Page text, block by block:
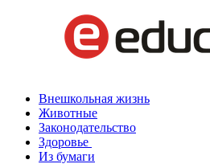
Внешкольная жизнь
Животные
Законодательство
Здоровье
Из бумаги